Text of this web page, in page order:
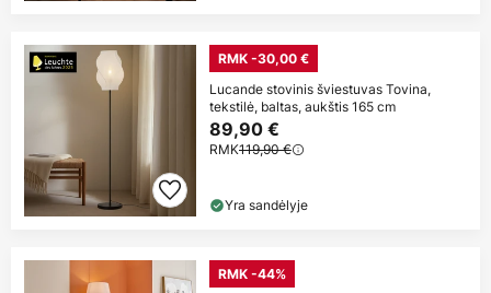
RMK -30,00 €
Lucande stovinis šviestuvas Tovina,
tekstilė, baltas, aukštis 165 cm
89,90 €
RMK119,90 €
Yra sandėlyje
RMK -44%